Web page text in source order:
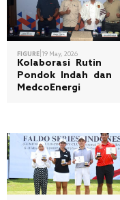
FIGURE|19 May, 2026
Kolaborasi Rutin
Pondok Indah dan
MedcoEnergi